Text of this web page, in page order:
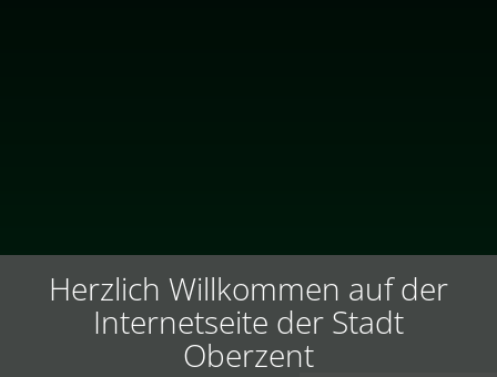
Herzlich Willkommen auf der
Internetseite der Stadt
Oberzent